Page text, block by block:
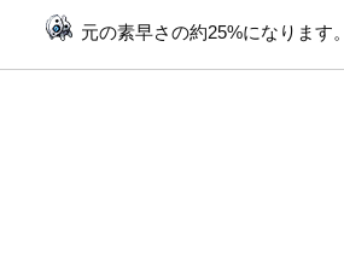
元の素早さの約25%になります。